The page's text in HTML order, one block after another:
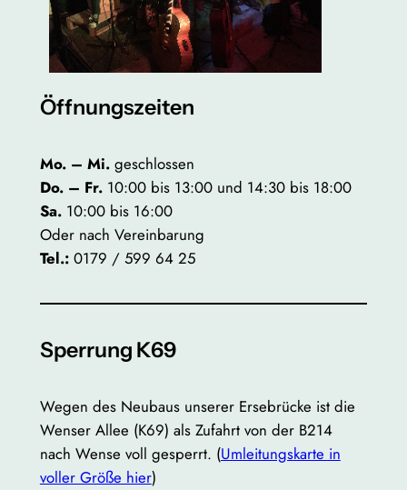
Öffnungszeiten
Mo. – Mi.geschlossen
Do. – Fr. 10:00 bis 13:00 und 14:30 bis 18:00
Sa.10:00 bis 16:00
Oder nach Vereinbarung
Tel.:0179 / 599 64 25
Sperrung K69
Wegen des Neubaus unserer Ersebrücke ist die
Wenser Allee (K69) als Zufahrt von der B214
nach Wense voll gesperrt. (Umleitungskarte in
voller Größe hier)